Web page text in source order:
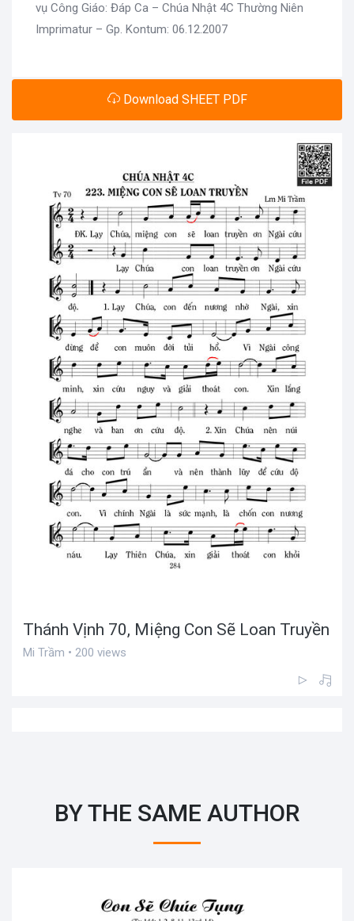
vụ Công Giáo: Đáp Ca – Chúa Nhật 4C Thường Niên
Imprimatur – Gp. Kontum: 06.12.2007
Download SHEET PDF
Thánh Vịnh 70, Miệng Con Sẽ Loan Truyền
Mi Trầm • 200 views
BY THE SAME AUTHOR